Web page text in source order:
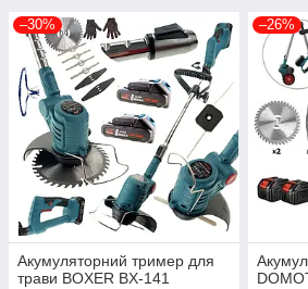
–30%
Акумуляторний тример для
трави BOXER BX-141
–26%